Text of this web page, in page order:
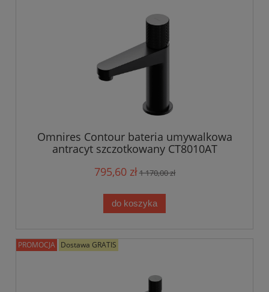
Omnires Contour bateria umywalkowa
antracyt szczotkowany CT8010AT
795,60 zł1 170,00 zł
do koszyka
PROMOCJA Dostawa GRATIS